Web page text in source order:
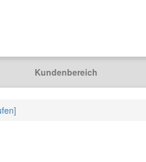
Kundenbereich
]